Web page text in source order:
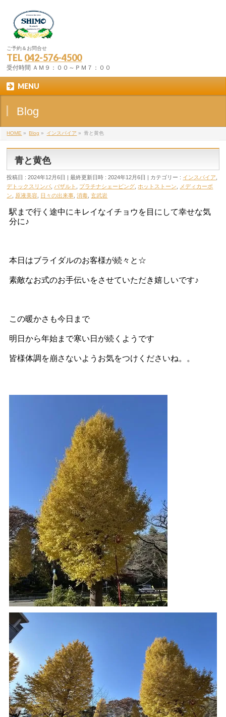
ご予約＆お問合せ
TEL 042-576-4500
受付時間 ＡＭ９：００～ＰＭ７：００
MENU
Blog
HOME » Blog » インスパイア » 青と黄色
青と黄色
投稿日 : 2024年12月6日 最終更新日時 : 2024年12月6日 カテゴリー : インスパイア
デトックスリンパ バザルト プラチナシェービング ホットストーン
メディカーボ
ン
原液美容 日々の出来事 ,消毒 ,玄武岩
駅まで行く途中にキレイなイチョウを目にして幸せな気
分に♪
本日はブライダルのお客様が続々と☆
素敵なお式のお手伝いをさせていただき嬉しいです♪
この暖かさも今日まで
明日から年始まで寒い日が続くようです
皆様体調を崩さないようお気をつけくださいね。。